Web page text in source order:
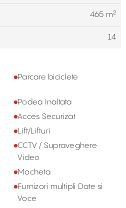
465 m²
14
Parcare biciclete
Podea Inaltata
Acces Securizat
Lift/Lifturi
CCTV / Supraveghere
Video
Mocheta
Furnizori multipli Date si
Voce